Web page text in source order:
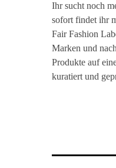
Ihr sucht noch
sofort findet ihr
Fair Fashion
Marken und
Produkte auf
kuratiert und